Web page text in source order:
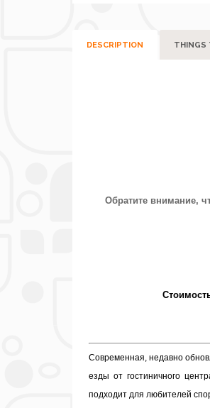
DESCRIPTION THINGS
Обратите внимание,
Cовременная, недавно
езды от гостиничного
подходит для любителей